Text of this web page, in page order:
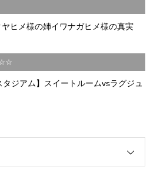
ヒメ様の姉イワナガヒメ様の真実
タジアム】スイートルームvsラグジュ